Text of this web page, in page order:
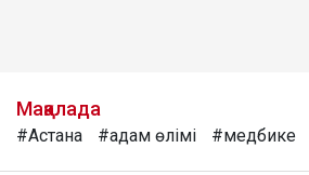
Мақалада
#Астана #адам өлімі #медбике